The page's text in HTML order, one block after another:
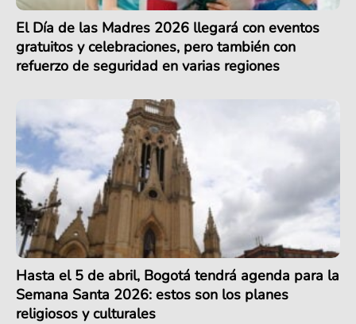
El Día de las Madres 2026 llegará con eventos
gratuitos y celebraciones, pero también con
refuerzo de seguridad en varias regiones
Hasta el 5 de abril, Bogotá tendrá agenda para la
Semana Santa 2026: estos son los planes
religiosos y culturales